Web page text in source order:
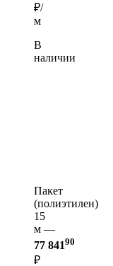
₽/
м
В
наличии
Пакет
(полиэтилен)
15
м —
77 84190
₽